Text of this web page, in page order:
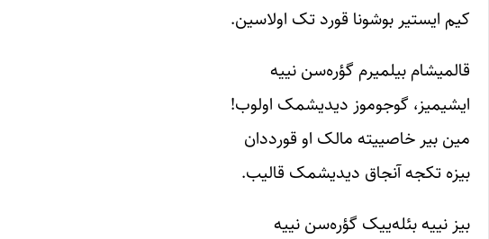
کیم ایستیر بوشونا قورد تک اولاسین.
قالمیشام بیلمیرم گؤره‌سن نییه
ایشیمیز، گوجوموز دیدیشمک اولوب!
مین بیر خاصییته مالک او قورددان
بیزه تکجه آنجاق دیدیشمک قالیب.
بیز نییه بئله‌ییک گؤره‌سن نییه